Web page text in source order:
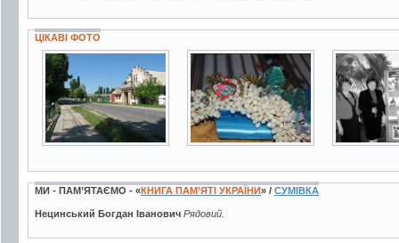
ЦІКАВІ ФОТО
4 фото 32 фото 2 фото
МИ - ПАМ’ЯТАЄМО - «КНИГА ПАМ’ЯТІ УКРАЇНИ» / СУМІВКА
Нецинський Богдан Іванович Рядовий.